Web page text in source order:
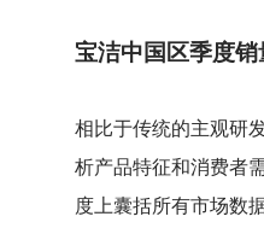
宝洁中国区季度
相比于传统的主观研
析产品特征和消费者
度上囊括所有市场数据